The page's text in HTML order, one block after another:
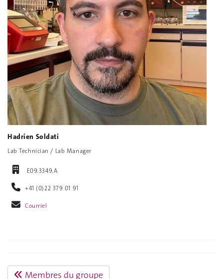
Hadrien Soldati
Lab Technician / Lab Manager
E09.3349.A
+41 (0)22 379 01 91
Courriel
Membres du groupe